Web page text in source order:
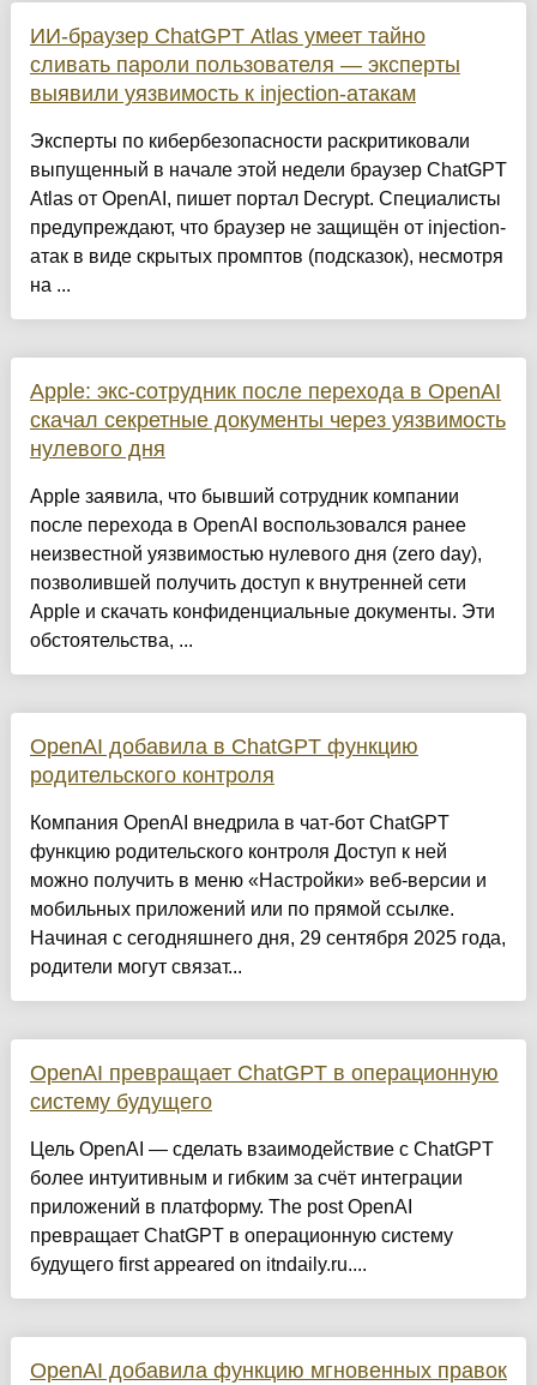
ИИ-браузер ChatGPT Atlas умеет тайно
сливать пароли пользователя — эксперты
выявили уязвимость к injection-атакам
Эксперты по кибербезопасности раскритиковали
выпущенный в начале этой недели браузер ChatGPT
Atlas от OpenAI, пишет портал Decrypt. Специалисты
предупреждают, что браузер не защищён от injection-
атак в виде скрытых промптов (подсказок), несмотря
на ...
Apple: экс-сотрудник после перехода в OpenAI
скачал секретные документы через уязвимость
нулевого дня
Apple заявила, что бывший сотрудник компании
после перехода в OpenAI воспользовался ранее
неизвестной уязвимостью нулевого дня (zero day),
позволившей получить доступ к внутренней сети
Apple и скачать конфиденциальные документы. Эти
обстоятельства, ...
OpenAI добавила в ChatGPT функцию
родительского контроля
Компания OpenAI внедрила в чат-бот ChatGPT
функцию родительского контроля Доступ к ней
можно получить в меню «Настройки» веб-версии и
мобильных приложений или по прямой ссылке.
Начиная с сегодняшнего дня, 29 сентября 2025 года,
родители могут связат...
OpenAI превращает ChatGPT в операционную
систему будущего
Цель OpenAI — сделать взаимодействие с ChatGPT
более интуитивным и гибким за счёт интеграции
приложений в платформу. The post OpenAI
превращает ChatGPT в операционную систему
будущего first appeared on itndaily.ru....
OpenAI добавила функцию мгновенных правок